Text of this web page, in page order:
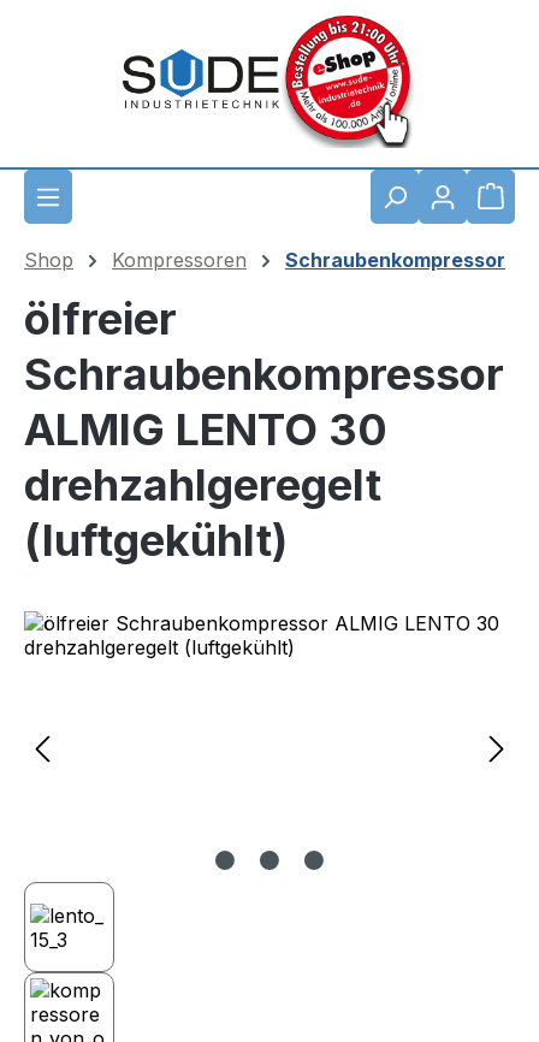
Shop Kompressoren Schraubenkompressor
ölfreier
Schraubenkompressor
ALMIG LENTO 30
drehzahlgeregelt
(luftgekühlt)
Bildergalerie überspringen